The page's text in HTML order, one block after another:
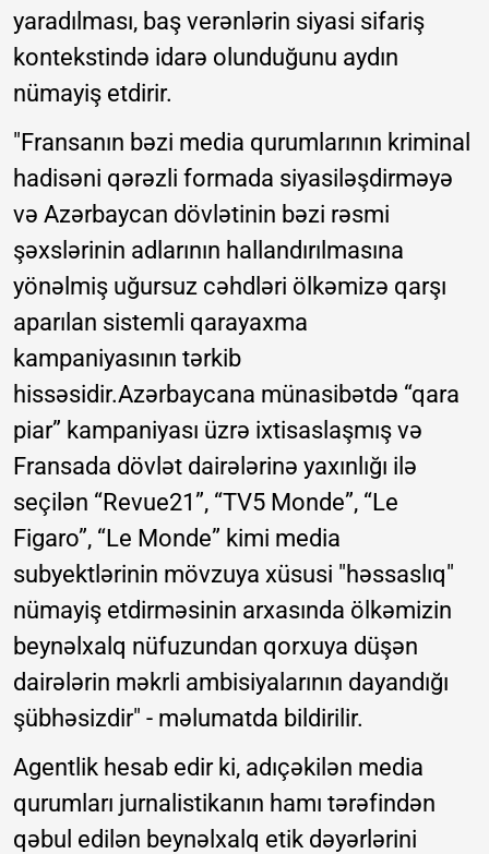
yaradılması, baş verənlərin siyasi sifariş
kontekstində idarə olunduğunu aydın
nümayiş etdirir.
"Fransanın bəzi media qurumlarının kriminal
hadisəni qərəzli formada siyasiləşdirməyə
və Azərbaycan dövlətinin bəzi rəsmi
şəxslərinin adlarının hallandırılmasına
yönəlmiş uğursuz cəhdləri ölkəmizə qarşı
aparılan sistemli qarayaxma
kampaniyasının tərkib
hissəsidir.Azərbaycana münasibətdə “qara
piar” kampaniyası üzrə ixtisaslaşmış və
Fransada dövlət dairələrinə yaxınlığı ilə
seçilən “Revue21”, “TV5 Monde”, “Le
Figaro”, “Le Monde” kimi media
subyektlərinin mövzuya xüsusi "həssaslıq"
nümayiş etdirməsinin arxasında ölkəmizin
beynəlxalq nüfuzundan qorxuya düşən
dairələrin məkrli ambisiyalarının dayandığı
şübhəsizdir" - məlumatda bildirilir.
Agentlik hesab edir ki, adıçəkilən media
qurumları jurnalistikanın hamı tərəfindən
qəbul edilən beynəlxalq etik dəyərlərini